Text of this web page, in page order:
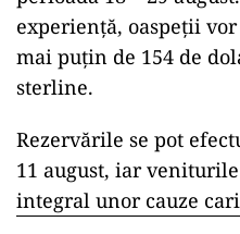
experiență, oaspeții
mai puțin de 154 de
sterline.
Rezervările se pot
11 august, iar
integral unor cauze